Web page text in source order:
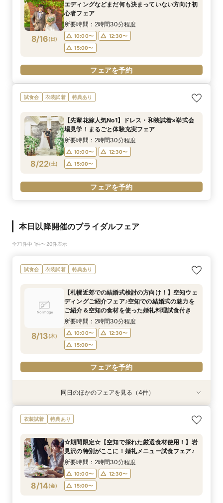
8/16(日)
エディングなどまだ何も決まっていない方向け初
心者フェア
所要時間：2時間30分程度
10:00〜
12:30〜
15:00〜
フェアを予約
試食会 衣装試着 特典あり
8/22(土)
【先輩花嫁人気No1】ドレス・和装試着×挙式会
場見学！まるごと体験充実フェア
所要時間：2時間30分程度
10:00〜
12:30〜
15:00〜
フェアを予約
本日以降開催のブライダルフェア
全71件中 1件〜20件表示
試食会 衣装試着 特典あり
8/13(木)
【札幌近郊での結婚式検討の方向け！】空知ウェ
ディングご紹介フェア♪空知での結婚式の魅力を
ご紹介＆空知の食材を使った婚礼料理試食付き
所要時間：2時間30分程度
10:00〜
12:30〜
15:00〜
フェアを予約
衣装試着 特典あり
8/13(木)
【一日一組限定】憧れへの第一歩☆試着体験で大
変身！プリンセス体験フェア♡
10:00〜
12:30〜
15:00〜
フェアを予約
衣装試着 特典あり
8/13(木)
【ご家族とご一緒に♪】はじめてでも安心☆ダン
ドリ丸ごと相談会
10:00〜
12:30〜
15:00〜
フェアを予約
8/13(木)
【遠方にお住いの方必見】オンライン×フォト
ウェディング相談フェア♪
10:00〜
13:00〜
16:00〜
フェアを予約
衣装試着 特典あり
8/13(木)
【時を越えて受け継がれる美しさ】厳かな神殿で
叶える、最高峰の神前式
10:00〜
12:30〜
15:00〜
フェアを予約
同日のほかのフェアを見る（4件）
衣装試着 特典あり
8/14(金)
☆期間限定☆【空知で採れた厳選食材使用！】岩
見沢の特別がここに！婚礼メニュー試食フェア♪
所要時間：2時間30分程度
10:00〜
12:30〜
15:00〜